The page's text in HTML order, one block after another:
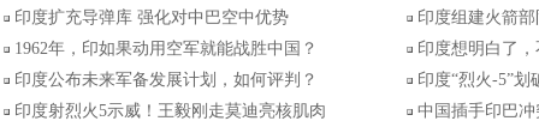
印度扩充导弹库 强化对中巴空中优势
印度组建火箭
1962年，印如果动用空军就能战胜中国？
印度想明白了
印度公布未来军备发展计划，如何评判？
印度“烈火-5”
印度射烈火5示威！王毅刚走莫迪亮核肌肉
中国插手印巴